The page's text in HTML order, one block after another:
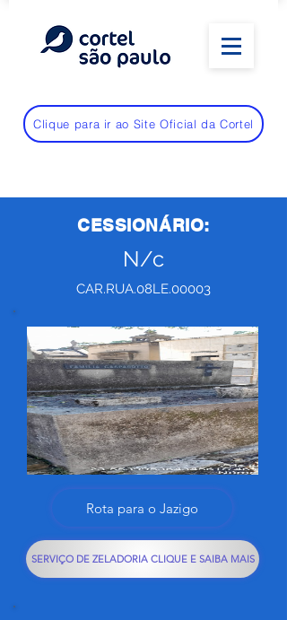
Clique para ir ao Site Oficial da Cortel
CESSIONÁRIO:
N/c
CAR.RUA.08LE.00003
Rota para o Jazigo
SERVIÇO DE ZELADORIA CLIQUE E SAIBA MAIS